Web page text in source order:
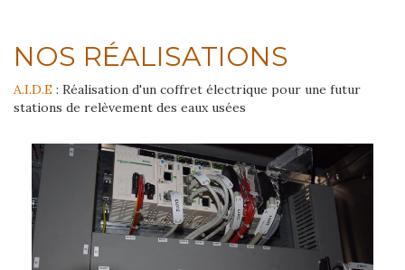
NOS RÉALISATIONS
A.I.D.E : Réalisation d'un coffret électrique pour une futur
stations de relèvement des eaux usées